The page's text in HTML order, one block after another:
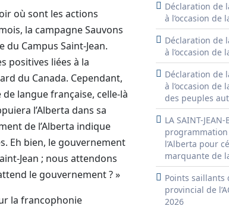
où sont les actions
la campagne Sauvons
Campus Saint-Jean.
positives liées à la
du Canada. Cependant,
langue française, celle-là
l’Alberta dans sa
de l’Alberta indique
Eh bien, le gouvernement
Jean ; nous attendons
le gouvernement ? »
la francophonie
Déclaration de
à l’occasion de
Déclaration de
à l’occasion de
Déclaration de
à l’occasion de
des peuples
LA SAINT-
l’Alberta pour
marquante de
Points saillants
provincial de
2026